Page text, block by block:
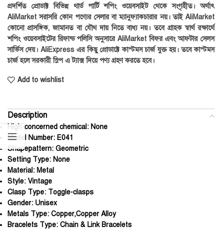
প্রদর্শিত প্রোডাক্ট বিভিন্ন থার্ড পার্টি শপিং ওয়েবসাইট থেকে সংগৃহীত। অর্থাৎ
AliMarket সরাসরি কোন পণ্যের সেলার বা ম্যানুফ্যাকচারার নয়। তাই AliMarket
কোনো প্রাসঙ্গিক, জামানত বা যৌথ দায় নিতে বাধ্য নয়। তবে গ্রাহক স্বার্থ রক্ষার্থে
শপিং ওয়েবসাইটের রিফান্ড পলিসি অনুসারে AliMarket বিফর এবং আফটার সেলস
সার্ভিস দেয়। AliExpress এর কিছু প্রোডাক্টে কাস্টমস চার্জ যুক্ত হয়। তবে কাস্টমস
চার্জ হলে সরকারী স্লিপ এ ট্যাক্স দিয়ে পণ্য গ্রহণ করতে হবে।
Add to wishlist
Description
High-concerned chemical: None
Model Number: E041
Shapepattern: Geometric
Setting Type: None
Material: Metal
Style: Vintage
Clasp Type: Toggle-clasps
Gender: Unisex
Metals Type: Copper,Copper Alloy
Bracelets Type: Chain & Link Bracelets